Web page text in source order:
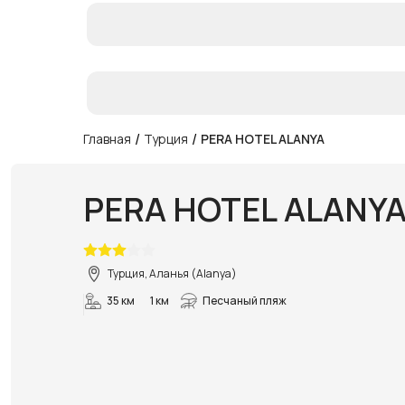
Главная / Турция / PERA HOTEL ALANYA
PERA HOTEL
Турция, Аланья (Alanya)
35 км
1 км Песчаный пляж